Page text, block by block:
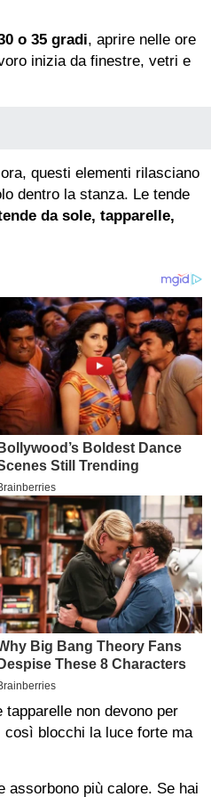
o 35 gradi, aprire nelle ore
inizia da finestre, vetri e
questi elementi rilasciano
dentro la stanza. Le tende
da sole, tapparelle,
non devono per
blocchi la luce forte ma
più calore. Se hai